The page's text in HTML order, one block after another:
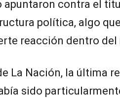
apuntaron contra el
política, algo
reacción dentro del
La Nación, la última
sido